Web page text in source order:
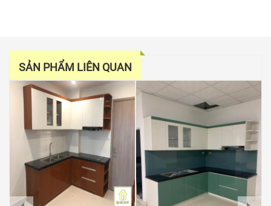
SẢN PHẨM LIÊN QUAN
prev next